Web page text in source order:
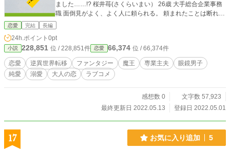
ました……!? 桜井苺(さくらいまい） 26歳 大手総合企業事務
職 面倒見がよく、よく人に頼られる。 頼まれたことは断れな
いお人好し。 × ニキシアス・ ベリト・キュラバム 通称、ニ
いで会社勤めに向かずに、専業主夫に。 このまま私の家庭、
魔王に侵略されちゃうの？
恋愛 完結 長編
24h.ポイント 0pt
小説 228,851 位 / 228,851件 恋愛 66,374 位 / 66,374件
恋愛 逆異世界転移 ファンタジー 魔王 専業主夫
眼鏡男子
純愛
溺愛 大人の恋 ラブコメ
感想数 0
文字数 57,923
最終更新日 2022.05.13
登録日 2022.05.01
17 お気に入り追加 5